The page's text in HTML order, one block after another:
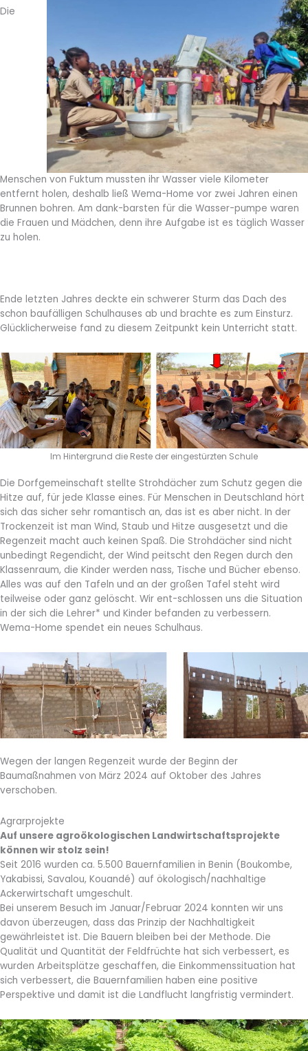
Die
Menschen von Fuktum mussten ihr Wasser viele Kilometer
entfernt holen, deshalb ließ Wema-Home vor zwei Jahren einen
Brunnen bohren. Am dank-barsten für die Wasser-pumpe waren
die Frauen und Mädchen, denn ihre Aufgabe ist es täglich Wasser
zu holen.
Ende letzten Jahres deckte ein schwerer Sturm das Dach des
schon baufälligen Schulhauses ab und brachte es zum Einsturz.
Glücklicherweise fand zu diesem Zeitpunkt kein Unterricht statt.
Im Hintergrund die Reste der eingestürzten Schule
Die Dorfgemeinschaft stellte Strohdächer zum Schutz gegen die
Hitze auf, für jede Klasse eines. Für Menschen in Deutschland hört
sich das sicher sehr romantisch an, das ist es aber nicht. In der
Trockenzeit ist man Wind, Staub und Hitze ausgesetzt und die
Regenzeit macht auch keinen Spaß. Die Strohdächer sind nicht
unbedingt Regendicht, der Wind peitscht den Regen durch den
Klassenraum, die Kinder werden nass, Tische und Bücher ebenso.
Alles was auf den Tafeln und an der großen Tafel steht wird
teilweise oder ganz gelöscht. Wir ent-schlossen uns die Situation
in der sich die Lehrer* und Kinder befanden zu verbessern.
Wema-Home spendet ein neues Schulhaus.
Wegen der langen Regenzeit wurde der Beginn der
Baumaßnahmen von März 2024 auf Oktober des Jahres
verschoben.
Agrarprojekte
Auf unsere agroökologischen Landwirtschaftsprojekte
können wir stolz sein!
Seit 2016 wurden ca. 5.500 Bauernfamilien in Benin (Boukombe,
Yakabissi, Savalou, Kouandé) auf ökologisch/nachhaltige
Ackerwirtschaft umgeschult.
Bei unserem Besuch im Januar/Februar 2024 konnten wir uns
davon überzeugen, dass das Prinzip der Nachhaltigkeit
gewährleistet ist. Die Bauern bleiben bei der Methode. Die
Qualität und Quantität der Feldfrüchte hat sich verbessert, es
wurden Arbeitsplätze geschaffen, die Einkommenssituation hat
sich verbessert, die Bauernfamilien haben eine positive
Perspektive und damit ist die Landflucht langfristig vermindert.